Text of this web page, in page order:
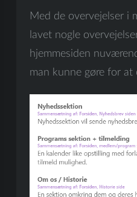
Med de overvejelser i
lavet nogle
hjemmesiden
man kunne gøre for at